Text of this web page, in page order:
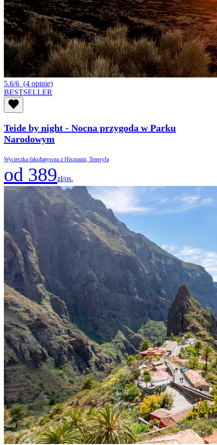
5.6/6 (4 opinie)
BESTSELLER
Teide by night - Nocna przygoda w Parku
Narodowym
Wycieczka fakultatywna z Hiszpanii, Teneryfa
od 389zł/os.